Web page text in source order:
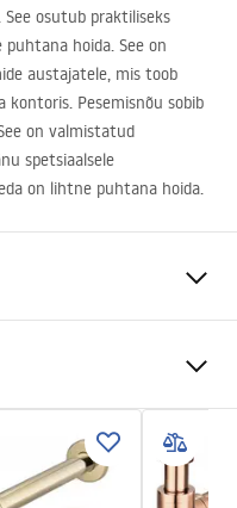
osutub praktiliseks
hoida. See on
austajatele, mis toob
kontoris. Pesemisnõu sobib
on valmistatud
spetsiaalsele
on lihtne puhtana hoida.
mm